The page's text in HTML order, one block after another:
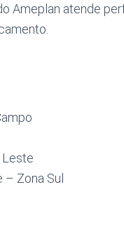
Ameplan atende
Leste
– Zona Sul